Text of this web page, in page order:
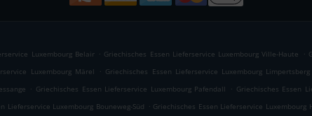
Luxembourg Belair . Griechisches Essen Lieferservice Luxembourg Ville-Haute .
Luxembourg Märel . Griechisches Essen Lieferservice Luxembourg Limpertsberg
. Griechisches Essen Lieferservice Luxembourg Pafendall . Griechisches Essen
Lieferservice Luxembourg Bouneweg-Süd . Griechisches Essen Lieferservice Luxembourg